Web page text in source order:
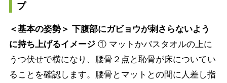
プ
＜基本の姿勢＞ 下腹部にガビョウが刺さらないよう
に持ち上げるイメージ① マットかバスタオルの上に
うつ伏せで横になり、腰骨２点と恥骨が床についてい
ることを確認します。腰骨とマットとの間に人差し指